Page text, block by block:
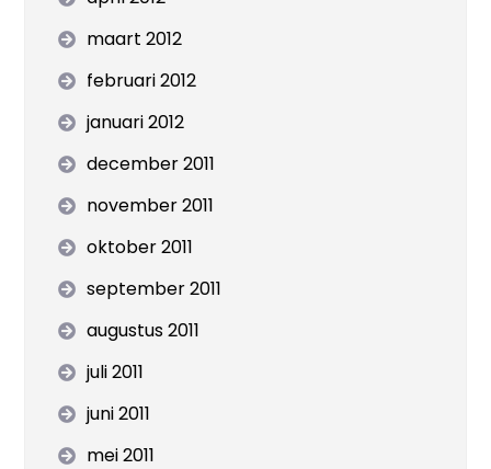
maart 2012
februari 2012
januari 2012
december 2011
november 2011
oktober 2011
september 2011
augustus 2011
juli 2011
juni 2011
mei 2011